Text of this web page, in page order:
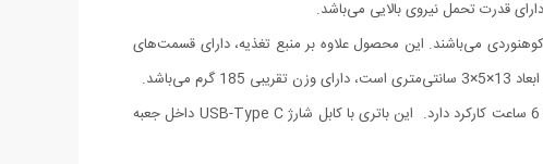
می‌باشند. این محصول علاوه بر منبع تغذیه، دارای قسمت‌های
دارای باتری داخلی لیتیوم یونی 18650 3.7 ولت با ظرفیت 1200 میلی آمپر ساعت می‌باشد و طبق ادعای شرکت سازنده در حالت به صرفه 6 ساعت کارکرد دارد. این باتری با کابل شارژ USB-Type C داخل جعبه